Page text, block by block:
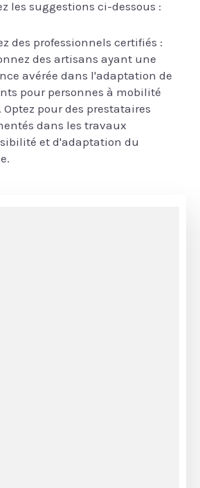
les suggestions ci-dessous :
des professionnels certifiés :
des artisans ayant une
avérée dans l'adaptation de
pour personnes à mobilité
Optez pour des prestataires
dans les travaux
et d'adaptation du